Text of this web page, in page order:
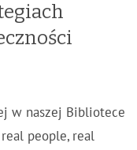
w naszej Bibliotece
people, real